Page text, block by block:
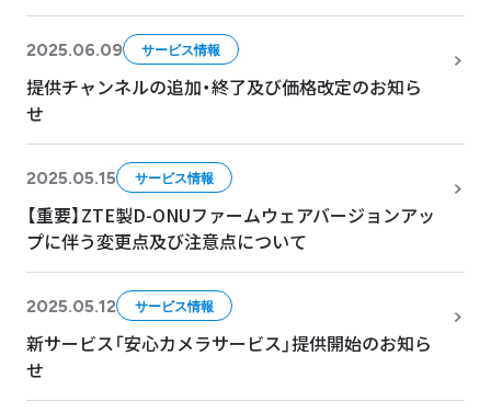
2025.06.09 サービス情報
提供チャンネルの追加・終了及び価格改定のお知ら
せ
2025.05.15 サービス情報
【重要】ZTE製D-ONUファームウェアバージョンアッ
プに伴う変更点及び注意点について
2025.05.12 サービス情報
新サービス「安心カメラサービス」提供開始のお知ら
せ